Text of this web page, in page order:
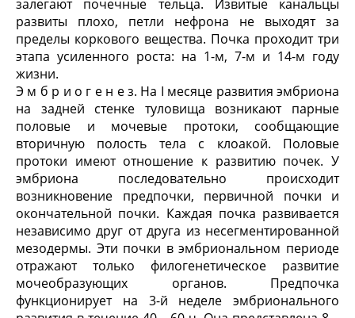
залегают почечные тельца. Извитые канальцы
развиты плохо, петли нефрона не выходят за
пределы коркового вещества. Почка проходит три
этапа усиленного роста: на 1-м, 7-м и 14-м году
жизни.
Э м б р и о г е н е з. На I месяце развития эмбриона
на задней стенке туловища возникают парные
половые и мочевые протоки, сообщающие
вторичную полость тела с клоакой. Половые
протоки имеют отношение к развитию почек. У
эмбриона последовательно происходит
возникновение предпочки, первичной почки и
окончательной почки. Каждая почка развивается
независимо друг от друга из несегментированной
мезодермы. Эти почки в эмбриональном периоде
отражают только филогенетическое развитие
мочеобразующих органов. Предпочка
функционирует на 3-й неделе эмбрионального